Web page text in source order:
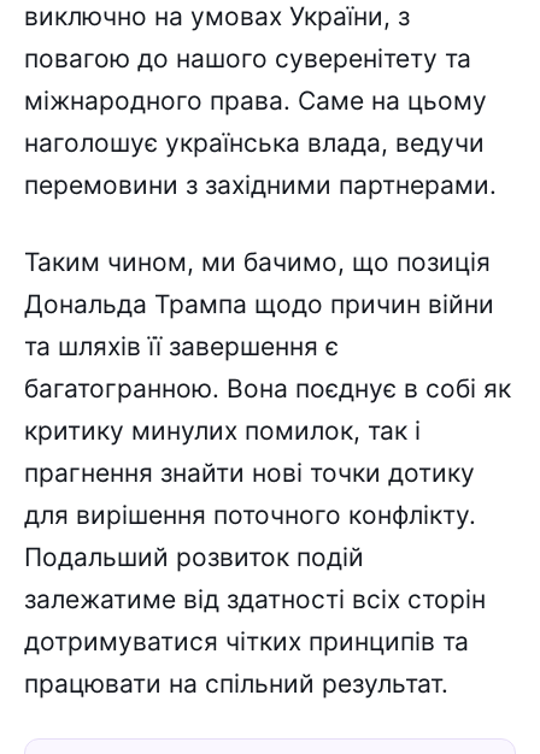
виключно на умовах України, з
повагою до нашого суверенітету та
міжнародного права. Саме на цьому
наголошує українська влада, ведучи
перемовини з західними партнерами.
Таким чином, ми бачимо, що позиція
Дональда Трампа щодо причин війни
та шляхів її завершення є
багатогранною. Вона поєднує в собі як
критику минулих помилок, так і
прагнення знайти нові точки дотику
для вирішення поточного конфлікту.
Подальший розвиток подій
залежатиме від здатності всіх сторін
дотримуватися чітких принципів та
працювати на спільний результат.